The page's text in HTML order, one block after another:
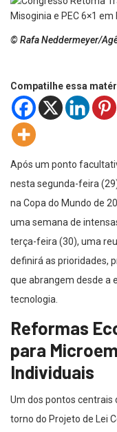
© Rafa Neddermeyer/
Compatilhe essa
Após um ponto
nesta segunda-feira
na Copa do Mundo de
uma semana de
terça-feira (30), uma
definirá as prioridades,
que abrangem desde a
tecnologia.
Reformas
para
Individuais
Um dos pontos centrais
torno do Projeto de Lei